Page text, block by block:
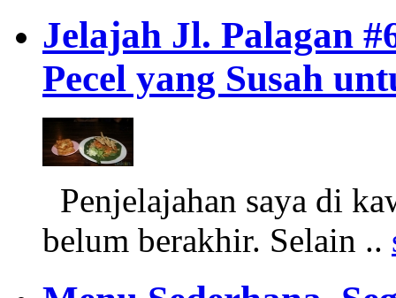
Jelajah Jl. Palagan
Pecel yang Susah
Penjelajahan saya di
belum berakhir. Selain ..